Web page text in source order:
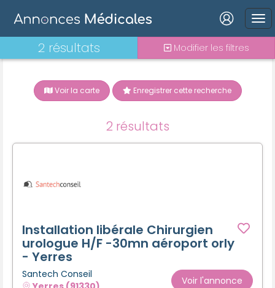
Connexion
Connexion
Se connecter avec LinkedIn
Créer un compte
2 résultats Modifier les filtres
Voir la carte Enregistrer cette recherche
2 résultats
Installation libérale Chirurgien
urologue H/F -30mn aéroport orly
- Yerres
Santech Conseil
Voir l'annonce